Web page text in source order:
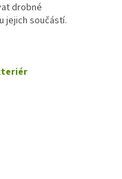
drobné
jejich součástí.